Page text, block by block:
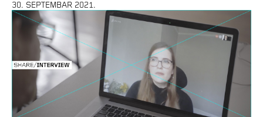
Avganistanaca koji su radili sa Amerikom, Privredna
komora Srbije je ostavila otvoren server sa skeniranim
dokumentima građana, a prošle nedelje je na raspravi
30. SEPTEMBAR 2021.